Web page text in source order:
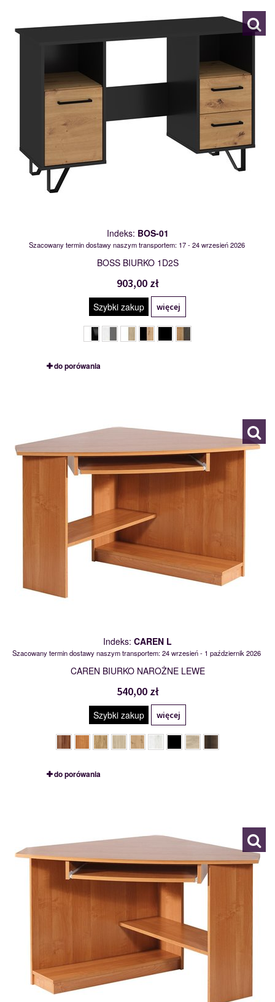
Indeks: BOS-01
Szacowany termin dostawy naszym transportem: 17 - 24 wrzesień 2026
BOSS BIURKO 1D2S
903,00 zł
Szybki zakup więcej
do porówania
Indeks: CAREN L
Szacowany termin dostawy naszym transportem: 24 wrzesień - 1 październik 2026
CAREN BIURKO NAROŻNE LEWE
540,00 zł
Szybki zakup więcej
do porówania